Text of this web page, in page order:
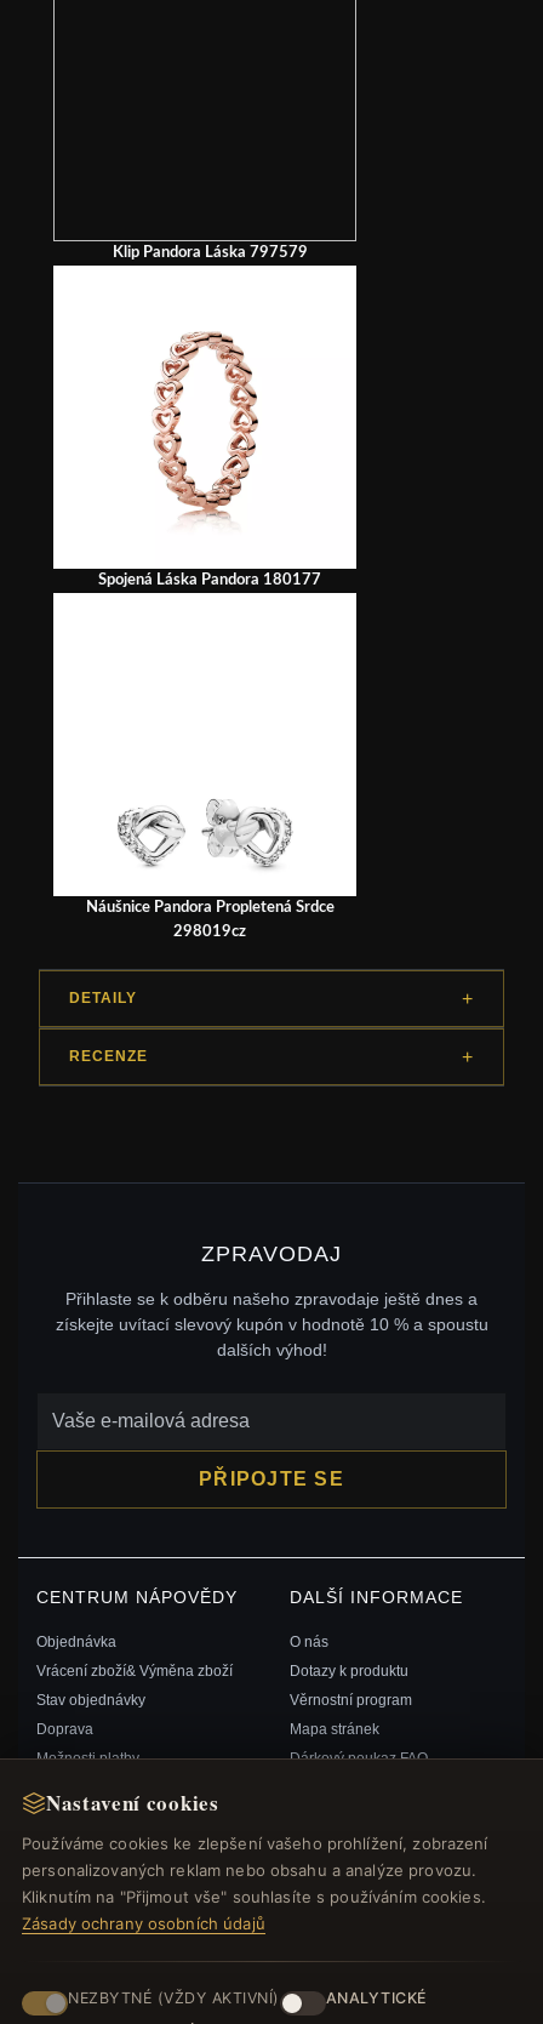
Nastavení cookies
Používáme cookies ke zlepšení vašeho prohlížení, zobrazení
personalizovaných reklam nebo obsahu a analýze provozu.
Kliknutím na "Přijmout vše" souhlasíte s používáním cookies.
Zásady ochrany osobních údajů
NEZBYTNÉ (VŽDY AKTIVNÍ)
ANALYTICKÉ
Klip Pandora Láska 797579
Spojená Láska Pandora 180177
Náušnice Pandora Propletená Srdce
298019cz
DETAILY
RECENZE
ZPRAVODAJ
Přihlaste se k odběru našeho zpravodaje ještě dnes a
získejte uvítací slevový kupón v hodnotě 10 % a spoustu
dalších výhod!
PŘIPOJTE SE
CENTRUM NÁPOVĚDY
Objednávka
Vrácení zboží& Výměna zboží
Stav objednávky
Doprava
Možnosti platby
Kontaktujte nás
DALŠÍ INFORMACE
O nás
Dotazy k produktu
Věrnostní program
Mapa stránek
Dárkový poukaz FAQ
RYCHLÉ ODKAZY
Nové produkty
Speciální nabídky
Blog
Recenze
SLEDUJTE NÁS